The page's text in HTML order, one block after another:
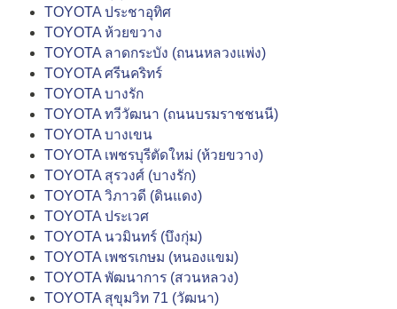
TOYOTA ประชาอุทิศ
TOYOTA ห้วยขวาง
TOYOTA ลาดกระบัง (ถนนหลวงแพ่ง)
TOYOTA ศรีนคริทร์
TOYOTA บางรัก
TOYOTA ทวีวัฒนา (ถนนบรมราชชนนี)
TOYOTA บางเขน
TOYOTA เพชรบุรีตัดใหม่ (ห้วยขวาง)
TOYOTA สุรวงศ์ (บางรัก)
TOYOTA วิภาวดี (ดินแดง)
TOYOTA ประเวศ
TOYOTA นวมินทร์ (บึงกุ่ม)
TOYOTA เพชรเกษม (หนองแขม)
TOYOTA พัฒนาการ (สวนหลวง)
TOYOTA สุขุมวิท 71 (วัฒนา)